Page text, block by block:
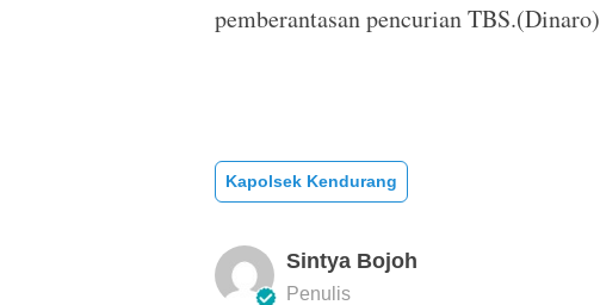
pemberantasan pencurian TBS.(Dinaro)
Kapolsek Kendurang
Sintya Bojoh
Penulis